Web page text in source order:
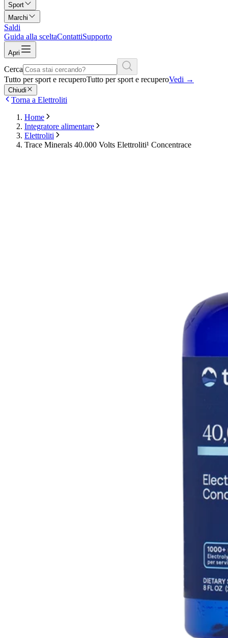
Sport
Marchi
Saldi
Guida alla sceltaContattiSupporto
Apri
Cerca
Tutto per sport e recuperoTutto per sport e recuperoVedi →
Chiudi
Torna a Elettroliti
Home
Integratore alimentare
Elettroliti
Trace Minerals 40.000 Volts Elettroliti¹ Concentrace